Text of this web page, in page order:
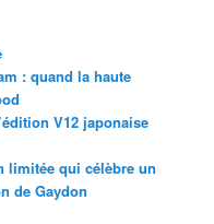
: quand la haute
V12 japonaise
limitée qui célèbre un
de Gaydon